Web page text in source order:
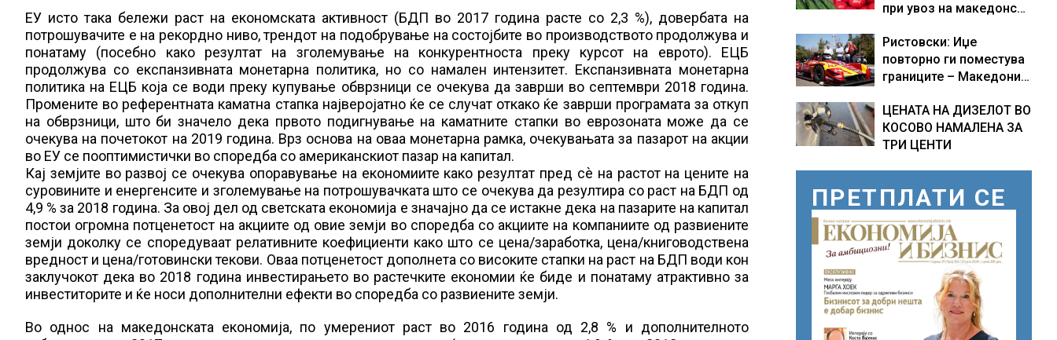
ЕУ исто така бележи раст на економската активност (БДП во 2017 година расте со 2,3 %), довербата на
потрошувачите е на рекордно ниво, трендот на подобрување на состојбите во производството продолжува и
понатаму (посебно како резултат на зголемување на конкурентноста преку курсот на еврото). ЕЦБ
продолжува со експанзивната монетарна политика, но со намален интензитет. Експанзивната монетарна
политика на ЕЦБ која се води преку купување обврзници се очекува да заврши во септември 2018 година.
Промените во референтната каматна стапка најверојатно ќе се случат откако ќе заврши програмата за откуп
на обврзници, што би значело дека првото подигнување на каматните стапки во еврозоната може да се
очекува на почетокот на 2019 година. Врз основа на оваа монетарна рамка, очекувањата за пазарот на акции
во ЕУ се пооптимистички во споредба со американскиот пазар на капитал.
Кај земјите во развој се очекува опоравување на економиите како резултат пред сѐ на растот на цените на
суровините и енергенсите и зголемување на потрошувачката што се очекува да резултира со раст на БДП од
4,9 % за 2018 година. За овој дел од светската економија е значајно да се истакне дека на пазарите на капитал
постои огромна потценетост на акциите од овие земји во споредба со акциите на компаниите од развиените
земји доколку се споредуваат релативните коефициенти како што се цена/заработка, цена/книговодствена
вредност и цена/готовински текови. Оваа потценетост дополнета со високите стапки на раст на БДП води кон
заклучокот дека во 2018 година инвестирањето во растечките економии ќе биде и понатаму атрактивно за
инвеститорите и ќе носи дополнителни ефекти во споредба со развиените земји.
Во однос на македонската економија, по умерениот раст во 2016 година од 2,8 % и дополнителното
при увоз на македонско
пиперки, објави АХВ
Ристовски: Иџе
повторно ги поместува
границите – Македонија
гордост
ЦЕНАТА НА ДИЗЕЛОТ ВО
КОСОВО НАМАЛЕНА ЗА
ТРИ ЦЕНТИ
ПРЕТПЛАТИ СЕ